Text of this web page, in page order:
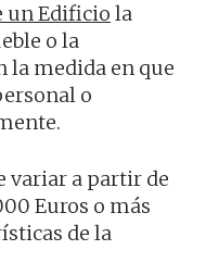
un Edificio la
o la
la medida en que
o
variar a partir de
Euros o más
de la